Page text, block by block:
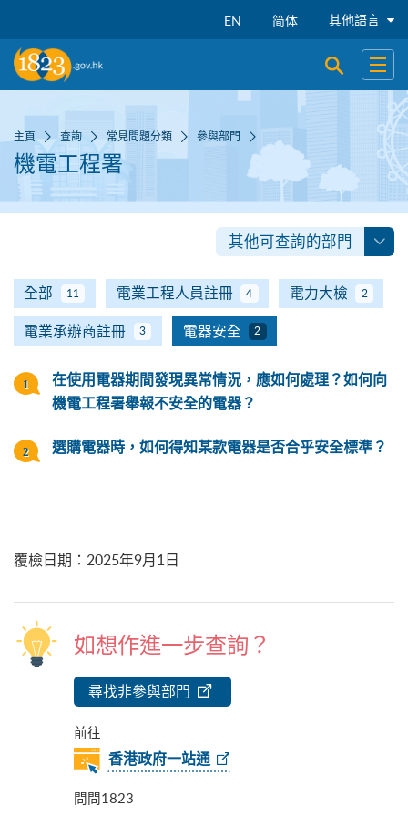
EN 简体 其他語言
開啟搜尋
開啟
主頁 查詢 常見問題分類 參與部門
機電工程署
其他可查詢的部門
全部 11 電業工程人員註冊 4 電力大檢 2
電業承辦商註冊 3 電器安全 2
在使用電器期間發現異常情況，應如何處理？如何向
機電工程署舉報不安全的電器？
選購電器時，如何得知某款電器是否合乎安全標準？
覆檢日期 ： 2025年9月1日
如想作進一步查詢？
尋找非參與部門
前往
香港政府一站通
問問1823